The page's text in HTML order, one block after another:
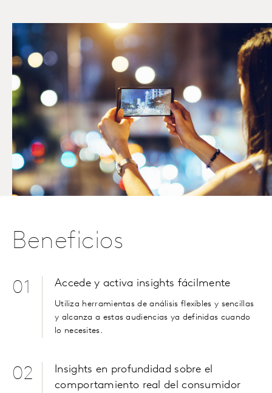
Beneficios
01 Accede y activa insights fácilmente
Utiliza herramientas de análisis flexibles y sencillas
y alcanza a estas audiencias ya definidas cuando
lo necesites.
02
Insights en profundidad sobre el
comportamiento real del consumidor